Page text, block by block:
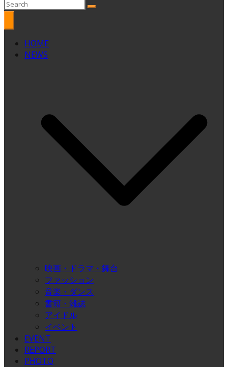
HOME
NEWS
映画・ドラマ・舞台
ファッション
音楽・ダンス
書籍・雑誌
アイドル
イベント
EVENT
REPORT
PHOTO